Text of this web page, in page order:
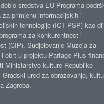
sredstva EU Programa
za primjenu informacijskih i
tehnologije (ICT PSP) kao
za konkurentnost i
(CIP). Sudjelovanje Muzeja za
i obrt u projektu Partage Plus
Ministarstvo kulture Republike
Gradski ured za obrazovanje,
Zagreba.